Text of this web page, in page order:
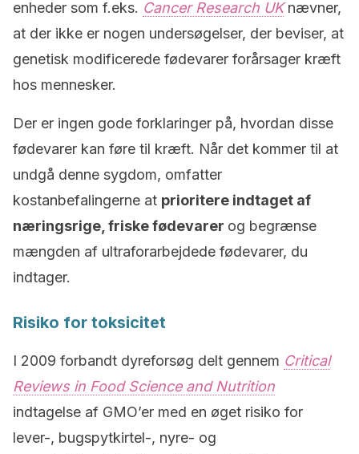
enheder som f.eks. Cancer Research UKnævner,
at der ikke er nogen undersøgelser, der beviser, at
genetisk modificerede fødevarer forårsager kræft
hos mennesker.
Der er ingen gode forklaringer på, hvordan disse
fødevarer kan føre til kræft. Når det kommer til at
undgå denne sygdom, omfatter
kostanbefalingerne at prioritere indtaget af
næringsrige, friske fødevarer og begrænse
mængden af ultraforarbejdede fødevarer, du
indtager.
Risiko for toksicitet
I 2009 forbandt dyreforsøg delt gennem Critical
Reviews in Food Science and Nutrition
indtagelse af GMO’er med en øget risiko for
lever-, bugspytkirtel-, nyre- og